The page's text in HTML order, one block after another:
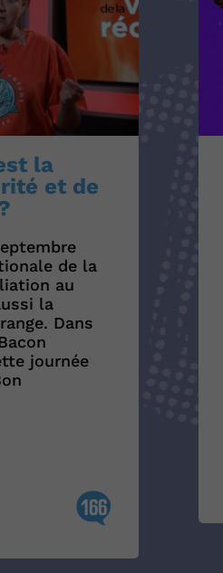
la
et de
de la
au
la
Dans
journée
166